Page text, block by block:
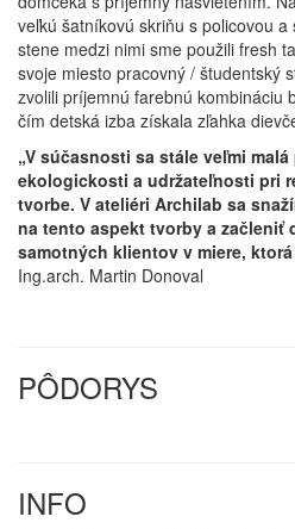
veľkú šatníkovú skriňu s policovou
stene medzi nimi sme použili fresh
svoje miesto pracovný / študentský
zvolili príjemnú farebnú kombináciu
čím detská izba získala zľahka
„V súčasnosti sa stále veľmi
ekologickosti a udržateľnosti pri
tvorbe. V ateliéri Archilab sa
na tento aspekt tvorby a začleniť
samotných klientov v miere,
Ing.arch. Martin Donoval
PÔDORYS
INFO